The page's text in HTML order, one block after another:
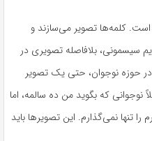
است. کلمه‌ها تصویر می‌سازند و
سیسمونی، بلافاصله تصویری در
حوزه نوجوان، حتی یک تصویر
نوجوانی که بگوید من ده سالمه، اما
را تنها نمی‌گذارم. این تصویرها باید